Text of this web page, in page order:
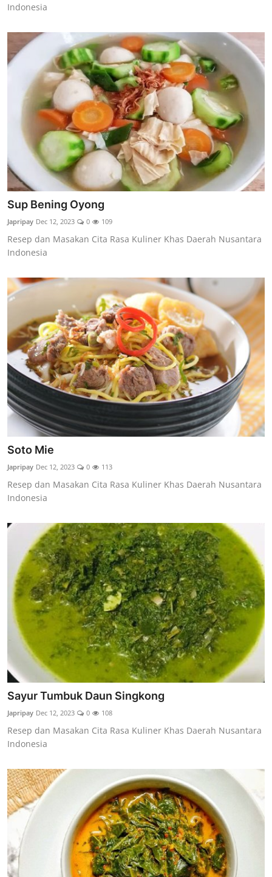
Indonesia
Sup Bening Oyong
Japripay Dec 12, 2023 0 109
Resep dan Masakan Cita Rasa Kuliner Khas Daerah Nusantara
Indonesia
Soto Mie
Japripay Dec 12, 2023 0 113
Resep dan Masakan Cita Rasa Kuliner Khas Daerah Nusantara
Indonesia
Sayur Tumbuk Daun Singkong
Japripay Dec 12, 2023 0 108
Resep dan Masakan Cita Rasa Kuliner Khas Daerah Nusantara
Indonesia